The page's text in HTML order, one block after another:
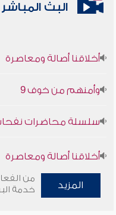
البث المباشر
أخلاقنا أصالة ومعاصرة
وأمنهم من خوف 9
سلسلة محاضرات نفحات
أخلاقنا أصالة ومعاصرة
وأمنهم من خوف 9
المزيد
من
خدمة